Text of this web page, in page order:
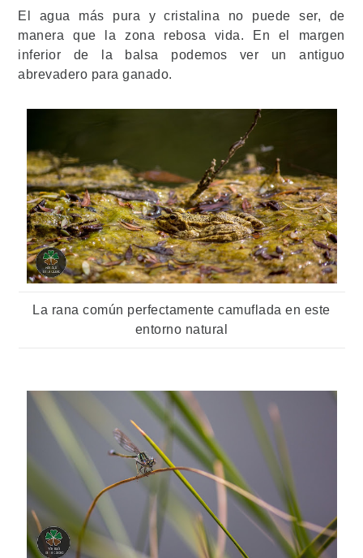
El agua más pura y cristalina no puede ser, de
manera que la zona rebosa vida. En el margen
inferior de la balsa podemos ver un antiguo
abrevadero para ganado.
La rana común perfectamente camuflada en este
entorno natural